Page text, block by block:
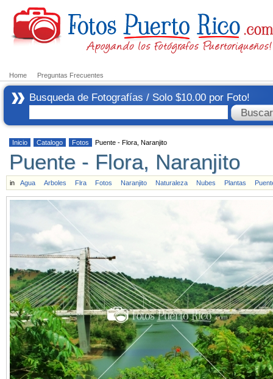
Home Preguntas Frecuentes
Busqueda de Fotografías / Solo $10.00 por Foto!
Inicio Catalogo Fotos Puente - Flora, Naranjito
Puente - Flora, Naranjito
in Agua Arboles Flra Fotos Naranjito Naturaleza Nubes Plantas